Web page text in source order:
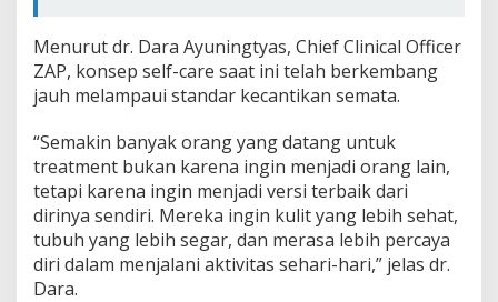
Menurut dr. Dara Ayuningtyas, Chief Clinical Officer
ZAP, konsep self-care saat ini telah berkembang
jauh melampaui standar kecantikan semata.
“Semakin banyak orang yang datang untuk
treatment bukan karena ingin menjadi orang lain,
tetapi karena ingin menjadi versi terbaik dari
dirinya sendiri. Mereka ingin kulit yang lebih sehat,
tubuh yang lebih segar, dan merasa lebih percaya
diri dalam menjalani aktivitas sehari-hari,” jelas dr.
Dara.